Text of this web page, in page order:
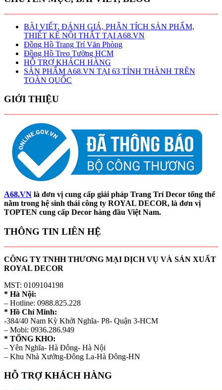
BÀI VIẾT, ĐÁNH GIÁ, PHÂN TÍCH SẢN PHẨM,
THIẾT KẾ NỘI THẤT TẠI A68.VN
Đồng Hồ Trang Trí Văn Phòng
Đồng Hồ Treo Tường HCM
HỖ TRỢ KHÁCH HÀNG
SẢN PHẨM A68.VN TẠI 63 TỈNH THÀNH TRÊN
TOÀN QUỐC
GIỚI THIỆU
A68.VN là đơn vị cung cấp giải pháp Trang Trí Decor tổng thể
nằm trong hệ sinh thái công ty ROYAL DECOR, là đơn vị
TOPTEN cung cấp Decor hàng đầu Việt Nam.
THÔNG TIN LIÊN HỆ
CÔNG TY TNHH THƯƠNG MẠI DỊCH VỤ VÀ SẢN XUẤT
ROYAL DECOR
MST: 0109104198
* Hà Nội:
– Hotline: 0988.825.228
* Hồ Chí Minh:
-384/40 Nam Kỳ Khởi Nghĩa- P8- Quận 3-HCM
– Mobi: 0936.286.949
* TỔNG KHO:
– Yên Nghĩa- Hà Đông- Hà Nội
– Khu Nhà Xưởng-Đông La-Hà Đông-HN
HỖ TRỢ KHÁCH HÀNG